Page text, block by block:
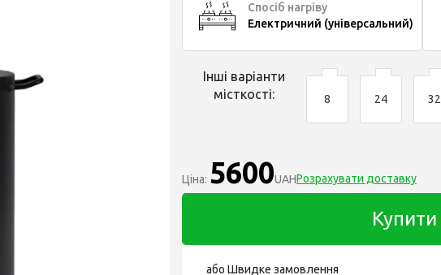
Спосіб нагріву
Електричний (універсальний)
Інші варіанти
місткості:
8 24 32
Ціна: 5600UAHРозрахувати доставку
Купити
або Швидке замовлення